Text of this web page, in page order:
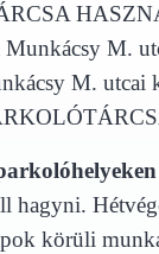
M.
M. utcai
hagyni.
körüli